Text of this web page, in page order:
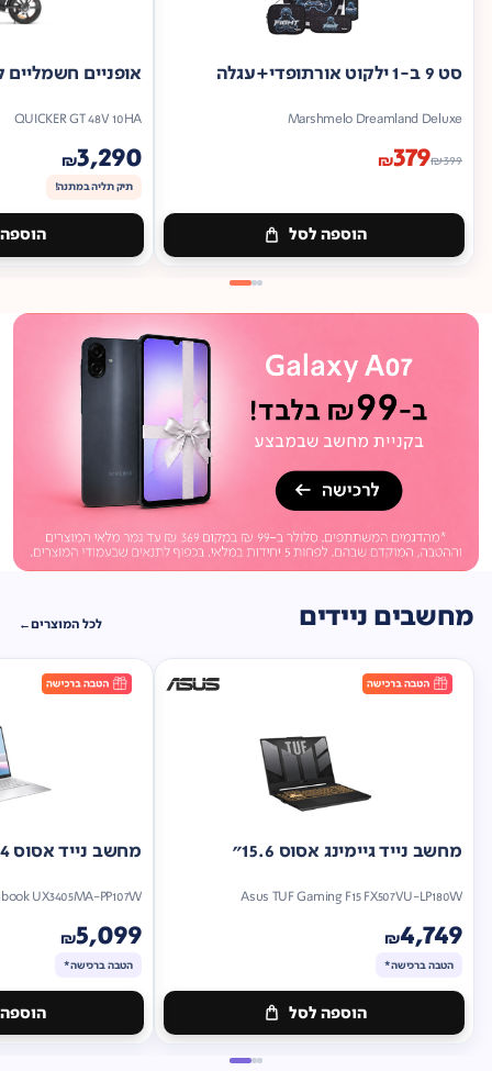
סט 9 ב-1 ילקוט אורתופדי+עגלה
Marshmelo Dreamland Deluxe
₪399
₪379
הוספה לסל
אופניים חשמליים
QUICKER GT 48V 10HA
₪3,290
תיק תליה במתנה!
מחשבים ניידים לכל המוצרים
מחשב נייד גיימינג אסוס 15.6"
Asus TUF Gaming F15 FX507VU-LP180W
₪4,749
הטבה ברכישה*
הוספה לסל
מחשב נייד אסוס 14"
UX3405MA-PP107W
₪5,099
הטבה ברכישה*